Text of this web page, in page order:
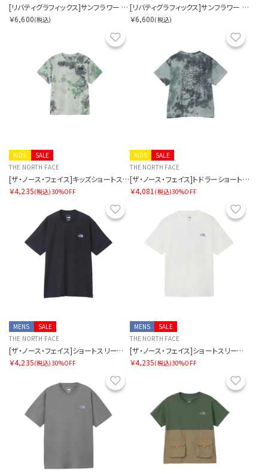
[リバティグラフィックス]サンフラワー アンド ビーズ
￥6,600(税込)
[リバティグラフィックス]サンフラワー アンド ビーズ
￥6,600(税込)
お気に入り
SALE
KIDS
THE NORTH FACE
[ザ・ノース・フェイス]キッズショートスリーブノベルティビッグルートティー
￥4,235(税込)30%OFF
SALE
KIDS
THE NORTH FACE
[ザ・ノース・フェイス]トドラーショートスリーブノベルティビッグルートティー
￥4,081 (税込)30%OFF
お気に入り
SALE
MENS
THE NORTH FACE
[ザ・ノース・フェイス]ショートスリーブマウンテンフラワーティー
￥4,235(税込)30%OFF
SALE
MENS
THE NORTH FACE
[ザ・ノース・フェイス]ショートスリーブマウンテンフラワーティー
￥4,235(税込)30%OFF
お気に入り